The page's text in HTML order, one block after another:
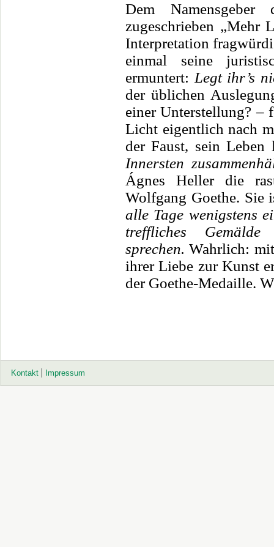
Dem
zugeschrieben „Mehr
Interpretation
einmal seine
ermuntert: Legt ihr’s
der üblichen
einer Unterstellung? –
Licht eigentlich nach
der Faust, sein
Innersten
Ágnes Heller die
Wolfgang Goethe. Sie
alle Tage wenigstens
treffliches
sprechen. Wahrlich:
ihrer Liebe zur Kunst
der Goethe-Medaille.
Kontakt Impressum